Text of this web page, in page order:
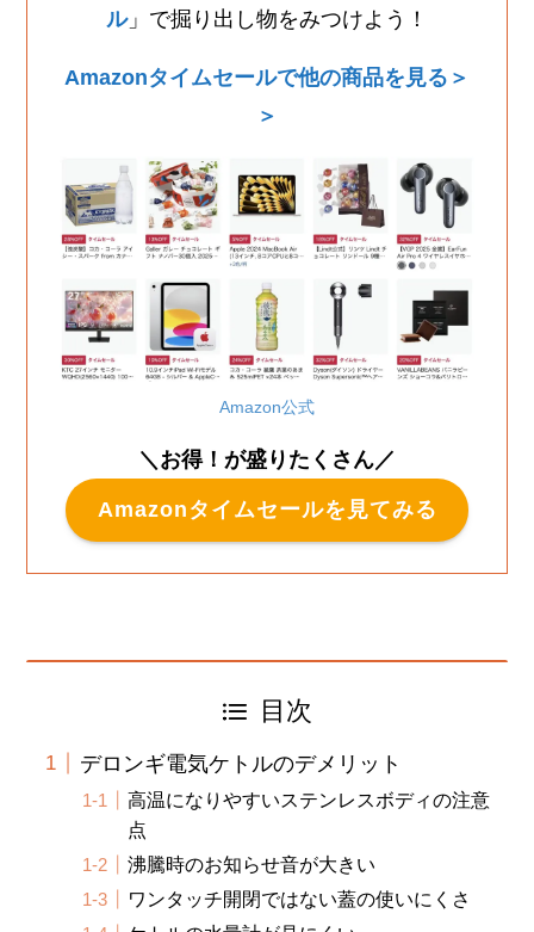
ル」で掘り出し物をみつけよう！
Amazonタイムセールで他の商品を見る＞
＞
Amazon公式
＼お得！が盛りたくさん／
Amazonタイムセールを見てみる
目次
デロンギ電気ケトルのデメリット
高温になりやすいステンレスボディの注意
点
沸騰時のお知らせ音が大きい
ワンタッチ開閉ではない蓋の使いにくさ